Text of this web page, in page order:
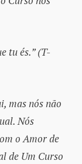
tu és.” (T-
mas nós não
Nós
o Amor de
de Um Curso